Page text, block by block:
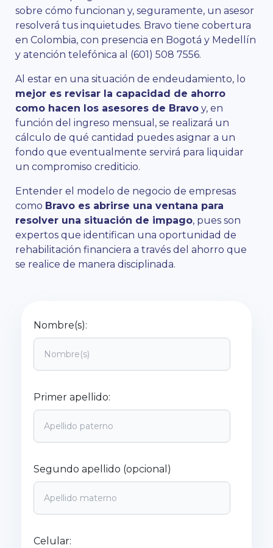
sobre cómo funcionan y, seguramente, un asesor
resolverá tus inquietudes. Bravo tiene cobertura
en Colombia, con presencia en Bogotá y Medellín
y atención telefónica al (601) 508 7556.
Al estar en una situación de endeudamiento, lo
mejor es revisar la capacidad de ahorro
como hacen los asesores de Bravo y, en
función del ingreso mensual, se realizará un
cálculo de qué cantidad puedes asignar a un
fondo que eventualmente servirá para liquidar
un compromiso crediticio.
Entender el modelo de negocio de empresas
como Bravo es abrirse una ventana para
resolver una situación de impago, pues son
expertos que identifican una oportunidad de
rehabilitación financiera a través del ahorro que
se realice de manera disciplinada.
Nombre(s):
Primer apellido:
Segundo apellido (opcional)
Celular: